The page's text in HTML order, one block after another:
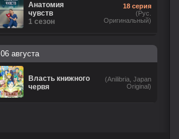
Анатомия
чувств
1 сезон
18 серия
(Рус.
Оригинальный)
3 сезон
DniproFilm (укр), TVShows,
1WinStudio, LE-Production, М.
Яроцкий, Cold Film, rus0, rus1,
rus2, rus3, rus4, rus5, rus6,
06 августа
Власть книжного
червя
(Anilibria, Japan
Original)